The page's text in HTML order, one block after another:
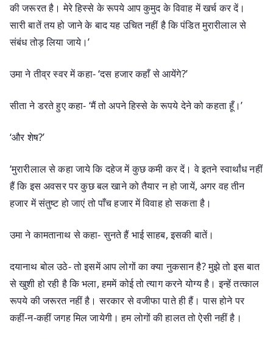
की जरूरत है। मेरे हिस्से के रूपये आप कुमुद के विवाह में खर्च कर दें।
सारी बातें तय हो जाने के बाद यह उचित नहीं है कि पंडित मुरारीलाल से
संबंध तोड़ लिया जाये।’
उमा ने तीव्र स्वर में कहा- ‘दस हजार कहाँ से आयेंगे?’
सीता ने डरते हुए कहा- ‘मैं तो अपने हिस्से के रूपये देने को कहता हूँ।’
‘और शेष?’
‘मुरारीलाल से कहा जाये कि दहेज में कुछ कमी कर दें। वे इतने स्वार्थांध नहीं
हैं कि इस अवसर पर कुछ बल खाने को तैयार न हो जायें, अगर वह तीन
हजार में संतुष्ट हो जाएं तो पाँच हजार में विवाह हो सकता है।
उमा ने कामतानाथ से कहा- सुनते हैं भाई साहब, इसकी बातें।
दयानाथ बोल उठे- तो इसमें आप लोगों का क्या नुकसान है? मुझे तो इस बात
से खुशी हो रही है कि भला, हममें कोई तो त्याग करने योग्य है। इन्हें तत्काल
रूपये की जरूरत नहीं है। सरकार से वजीफा पाते ही हैं। पास होने पर
कहीं-न-कहीं जगह मिल जायेगी। हम लोगों की हालत तो ऐसी नहीं है।